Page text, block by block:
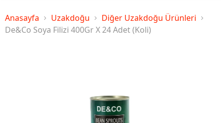
Anasayfa Uzakdoğu
Diğer Uzakdoğu Ürünleri
De&Co Soya Filizi 400Gr X 24 Adet (Koli)